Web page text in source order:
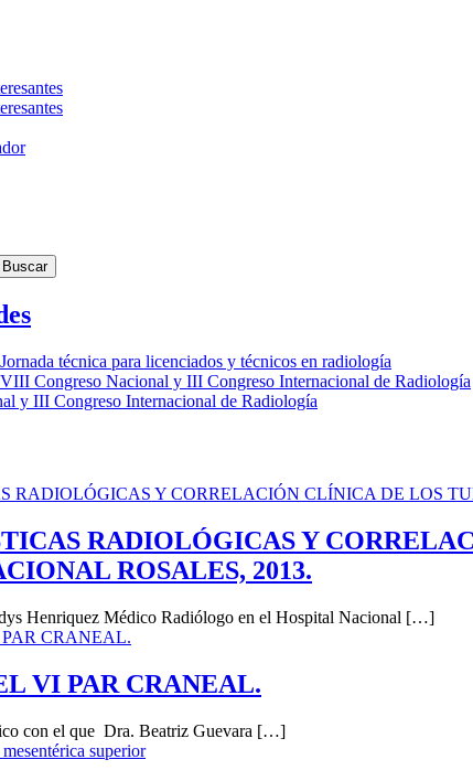
RADIOLÓGICAS Y
ROSALES, 2013.
Henriquez Médico Radiólogo en el Hospital Nacional […]
VI PAR CRANEAL.
con el que Dra. Beatriz Guevara […]